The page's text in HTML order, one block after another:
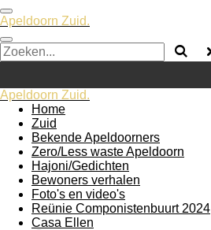
Ga
direct
naar
de
Apeldoorn Zuid.
Apeldoorn Zuid.
Home
Zuid
Bekende Apeldoorners
Zero/Less waste Apeldoorn
Hajoni/Gedichten
Bewoners verhalen
Foto's en video's
Reünie Componistenbuurt 2024
Casa Ellen